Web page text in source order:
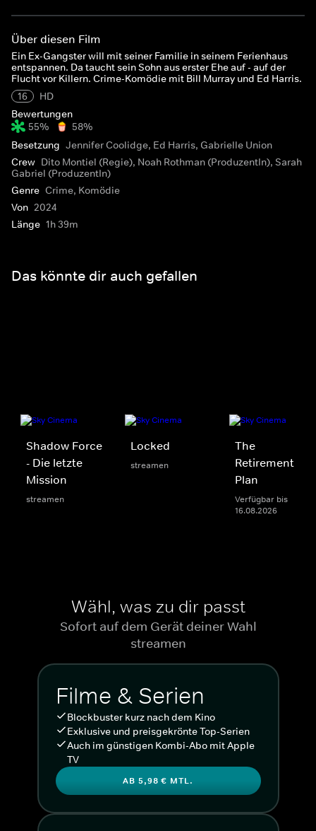
Über diesen Film
Ein Ex-Gangster will mit seiner Familie in seinem Ferienhaus
entspannen. Da taucht sein Sohn aus erster Ehe auf - auf der
Flucht vor Killern. Crime-Komödie mit Bill Murray und Ed Harris.
16
HD
Bewertungen
55%
58%
Besetzung Jennifer Coolidge, Ed Harris, Gabrielle Union
Crew Dito Montiel (Regie), Noah Rothman (ProduzentIn), Sarah
Gabriel (ProduzentIn)
Genre Crime, Komödie
Von 2024
Länge 1h 39m
Das könnte dir auch gefallen
Shadow Force
- Die letzte
Mission
streamen
Locked
streamen
The
Retirement
Plan
Verfügbar bis
16.08.2026
Wähl, was zu dir passt
Sofort auf dem Gerät deiner Wahl
streamen
Filme & Serien
Blockbuster kurz nach dem Kino
Exklusive und preisgekrönte Top-Serien
Auch im günstigen Kombi-Abo mit Apple
TV
AB 5,98 € MTL.